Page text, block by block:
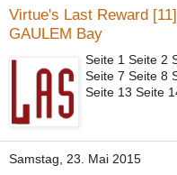
Virtue's Last Reward
GAULEM Bay
Seite 1 Seite 2
Seite 7 Seite 8
Seite 13 Seite
Samstag, 23. Mai 2015